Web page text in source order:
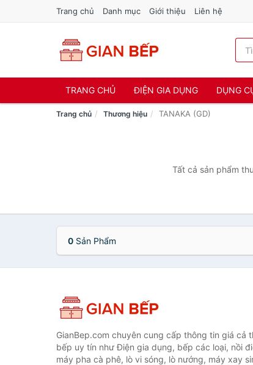
Trang chủ Danh mục Giới thiệu Liên hệ
TRANG CHỦ ĐIỆN GIA DỤNG DỤNG
Trang chủ Thương hiệu TANAKA (GD)
Tất cả sản phẩm
0 Sản Phẩm
GianBep.com chuyên cung cấp thông tin giá cả
bếp uy tín như Điện gia dụng, bếp các loại, nồi
máy pha cà phê, lò vi sóng, lò nướng, máy xay